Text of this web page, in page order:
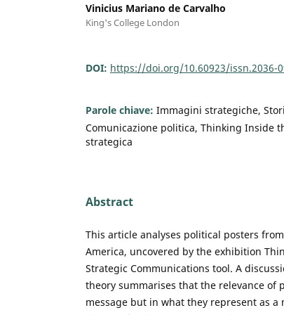
Vinicius Mariano de Carvalho
King's College London
DOI: https://doi.org/10.60923/issn.2036-
Parole chiave: Immagini strategiche,
Comunicazione politica, Thinking Inside
strategica
Abstract
This article analyses political posters
America, uncovered by the exhibition
Strategic Communications tool. A
theory summarises that the relevance of
message but in what they represent as a